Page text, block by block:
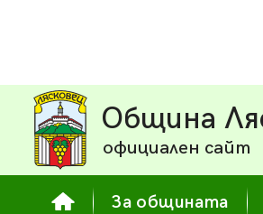
Община
официален сайт
За общината